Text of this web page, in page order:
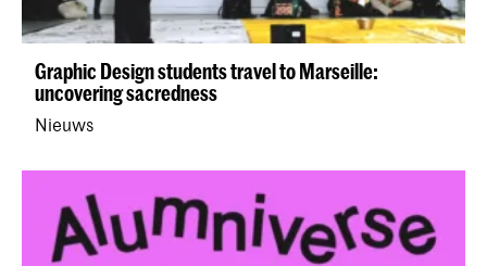
Graphic Design students travel to Marseille:
uncovering sacredness
Nieuws